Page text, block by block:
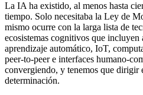
La IA ha existido, al menos hasta
tiempo. Solo necesitaba la Ley de
mismo ocurre con la larga lista de
ecosistemas cognitivos que incluyen
aprendizaje automático, IoT,
peer-to-peer e interfaces humano-
convergiendo, y tenemos que dirigir
determinación.